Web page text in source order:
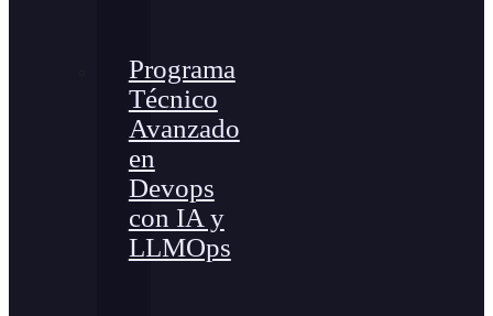
Programa
Técnico
Avanzado
en
Devops
con IA y
LLMOps